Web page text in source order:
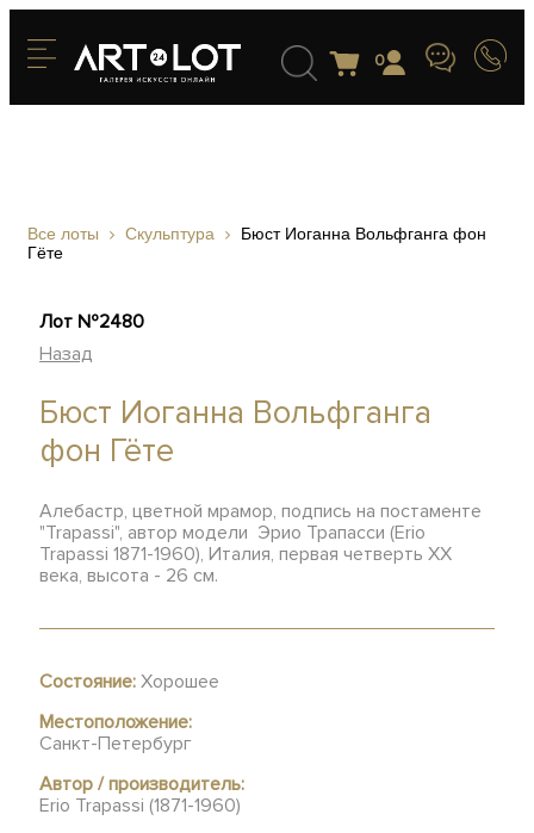
0
Все лоты Скульптура
Бюст Иоганна Вольфганга фон
Гёте
Лот №2480
Назад
Бюст Иоганна Вольфганга
фон Гёте
Алебастр, цветной мрамор, подпись на постаменте
"Trapassi", автор модели Эрио Трапасси (Erio
Trapassi 1871-1960), Италия, первая четверть XX
века, высота - 26 см.
Состояние: Хорошее
Местоположение:
Санкт-Петербург
Автор / производитель:
Erio Trapassi (1871-1960)